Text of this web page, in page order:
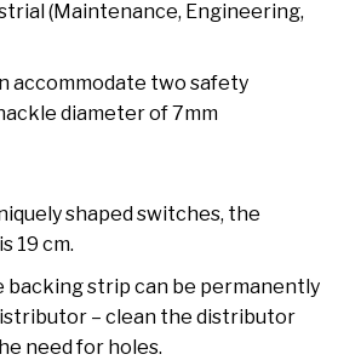
(Maintenance, Engineering,
accommodate two safety
diameter of 7mm
shaped switches, the
19 cm.
backing strip can be permanently
– clean the distributor
need for holes.